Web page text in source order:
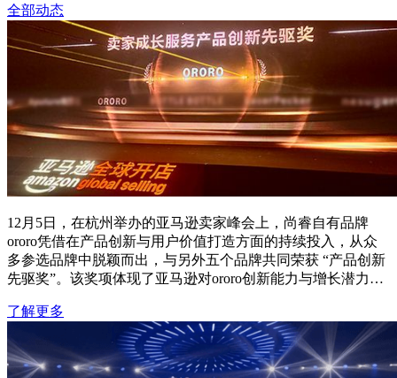
全部动态
12月5日，在杭州举办的亚马逊卖家峰会上，尚睿自有品牌
ororo凭借在产品创新与用户价值打造方面的持续投入，从众
多参选品牌中脱颖而出，与另外五个品牌共同荣获 “产品创新
先驱奖”。该奖项体现了亚马逊对ororo创新能力与增长潜力的
了解更多